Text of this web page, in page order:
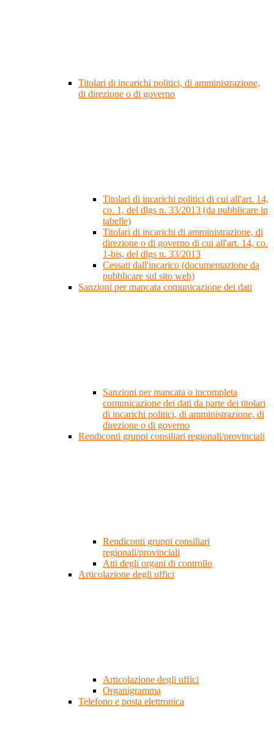
Titolari di incarichi politici, di amministrazione,
di direzione o di governo
Titolari di incarichi politici di cui all'art. 14,
co. 1, del dlgs n. 33/2013 (da pubblicare in
tabelle)
Titolari di incarichi di amministrazione, di
direzione o di governo di cui all'art. 14, co.
1-bis, del dlgs n. 33/2013
Cessati dall'incarico (documentazione da
pubblicare sul sito web)
Sanzioni per mancata comunicazione dei dati
Sanzioni per mancata o incompleta
comunicazione dei dati da parte dei titolari
di incarichi politici, di amministrazione, di
direzione o di governo
Rendiconti gruppi consiliari regionali/provinciali
Rendiconti gruppi consiliari
regionali/provinciali
Atti degli organi di controllo
Articolazione degli uffici
Articolazione degli uffici
Organigramma
Telefono e posta elettronica